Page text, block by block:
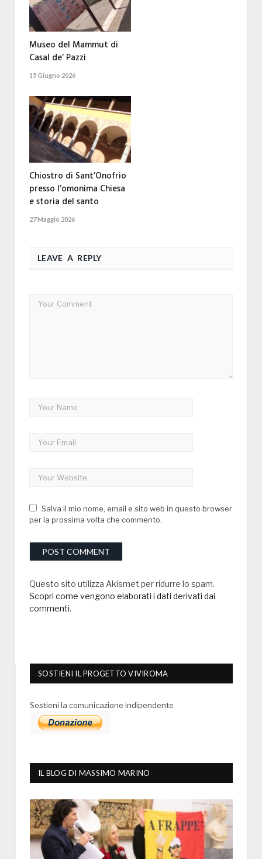
Museo del Mammut di
Casal de’ Pazzi
15 Giugno 2026
Chiostro di Sant’Onofrio
presso l’omonima Chiesa
e storia del santo
27 Maggio 2026
LEAVE A REPLY
Salva il mio nome, email e sito web in questo browser
per la prossima volta che commento.
Questo sito utilizza Akismet per ridurre lo spam.
Scopri come vengono elaborati i dati derivati dai
commenti.
SOSTIENI IL PROGETTO VIVIROMA
Sostieni la comunicazione indipendente
IL BLOG DI MASSIMO MARINO